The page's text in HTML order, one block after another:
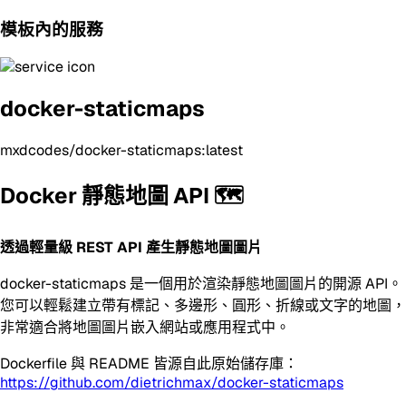
模板內的服務
docker-staticmaps
mxdcodes/docker-staticmaps:latest
Docker 靜態地圖 API 🗺️
透過輕量級 REST API 產生靜態地圖圖片
docker-staticmaps 是一個用於渲染靜態地圖圖片的開源 API。
您可以輕鬆建立帶有標記、多邊形、圓形、折線或文字的地圖，
非常適合將地圖圖片嵌入網站或應用程式中。
Dockerfile 與 README 皆源自此原始儲存庫：
https://github.com/dietrichmax/docker-staticmaps